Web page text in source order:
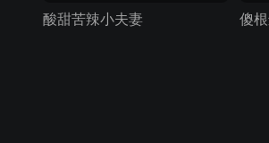
酸甜苦辣小夫妻 傻